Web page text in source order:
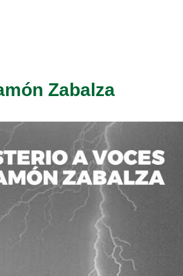
Zabalza